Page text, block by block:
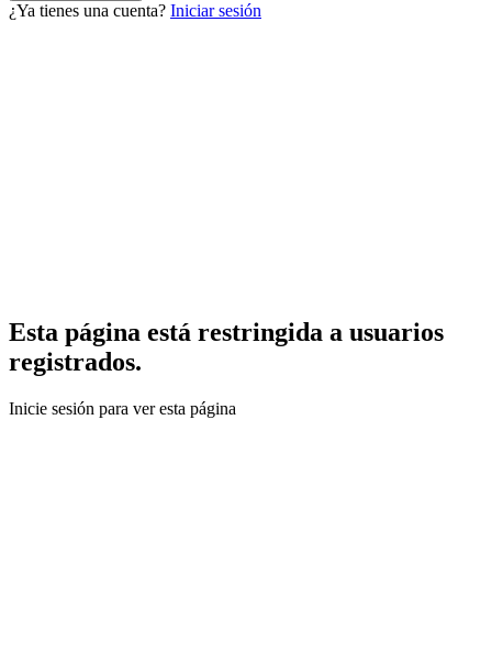
¿Ya tienes una cuenta? Iniciar sesión
Esta página está restringida a usuarios
registrados.
Inicie sesión para ver esta página